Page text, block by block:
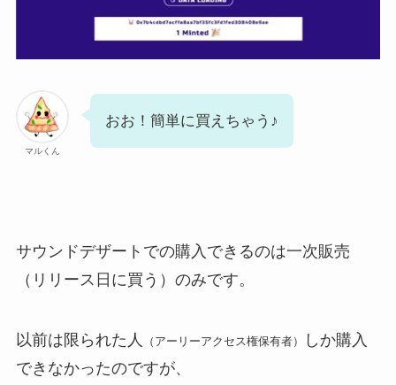
マルくん
おお！簡単に買えちゃう♪
サウンドデザートでの購入できるのは一次販売
（リリース日に買う）のみです。
以前は限られた人 （アーリーアクセス権保有者）
しか購入
できなかったのですが、